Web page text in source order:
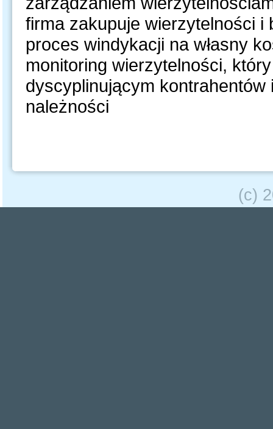
firma zakupuje wierzytelności i
proces windykacji na własny
monitoring wierzytelności,
dyscyplinującym kontrahentów
należności
(c)